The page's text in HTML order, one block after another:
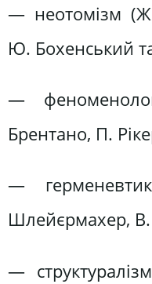
— неотомізм
Ю. Бохенський
—
Брентано, П.
—
Шлейєрмахер, В.
—